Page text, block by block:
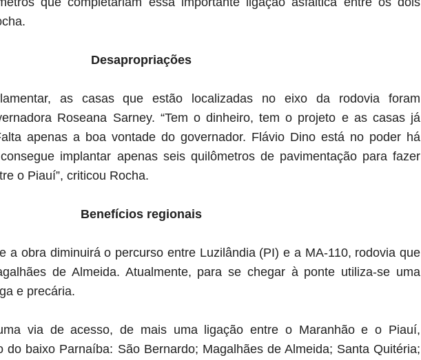
Desapropriações
as casas que estão localizadas no eixo da rodovia foram
Roseana Sarney. “Tem o dinheiro, tem o projeto e as casas já
apenas a boa vontade do governador. Flávio Dino está no poder há
implantar apenas seis quilômetros de pavimentação para fazer
o Piauí”, criticou Rocha.
Benefícios regionais
a obra diminuirá o percurso entre Luzilândia (PI) e a MA-110, rodovia que
de Almeida. Atualmente, para se chegar à ponte utiliza-se uma
e precária.
via de acesso, de mais uma ligação entre o Maranhão e o Piauí,
do baixo Parnaíba: São Bernardo; Magalhães de Almeida; Santa Quitéria;